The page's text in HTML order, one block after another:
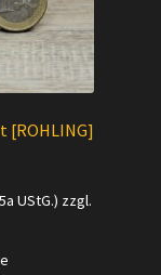
[ROHLING]
UStG.) zzgl.